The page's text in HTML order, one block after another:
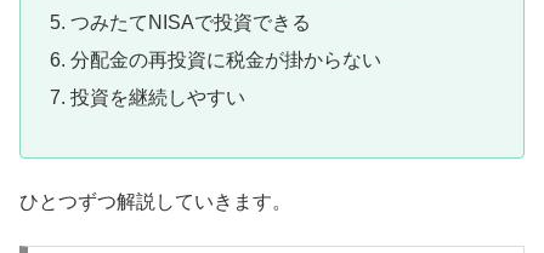
つみたてNISAで投資できる
分配金の再投資に税金が掛からない
投資を継続しやすい
ひとつずつ解説していきます。